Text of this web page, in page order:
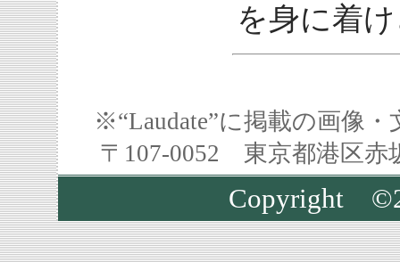
を身に着
※“Laudate”に掲載の画像
〒107-0052 東京都港区
Copyright